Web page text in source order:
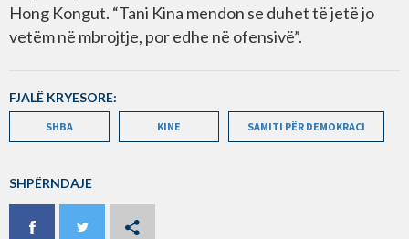
Hong Kongut. “Tani Kina mendon se duhet të jetë jo
vetëm në mbrojtje, por edhe në ofensivë”.
FJALË KRYESORE:
SHBA KINE SAMITI PËR DEMOKRACI
SHPËRNDAJE